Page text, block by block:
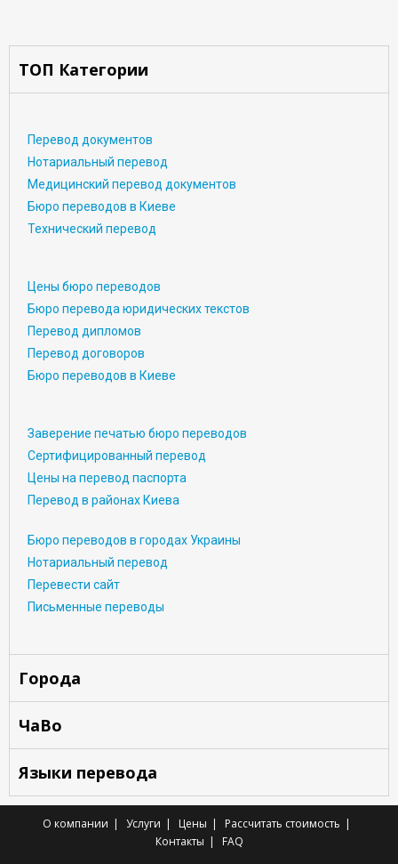
ТОП Категории
Перевод документов
Нотариальный перевод
Медицинский перевод документов
Бюро переводов в Киеве
Технический перевод
Цены бюро переводов
Бюро перевода юридических текстов
Перевод дипломов
Перевод договоров
Бюро переводов в Киеве
Заверение печатью бюро переводов
Сертифицированный перевод
Цены на перевод паспорта
Перевод в районах Киева
Бюро переводов в городах Украины
Нотариальный перевод
Перевести сайт
Письменные переводы
Города
ЧаВо
Языки перевода
О компании Услуги Цены
Рассчитать стоимость
Контакты
FAQ